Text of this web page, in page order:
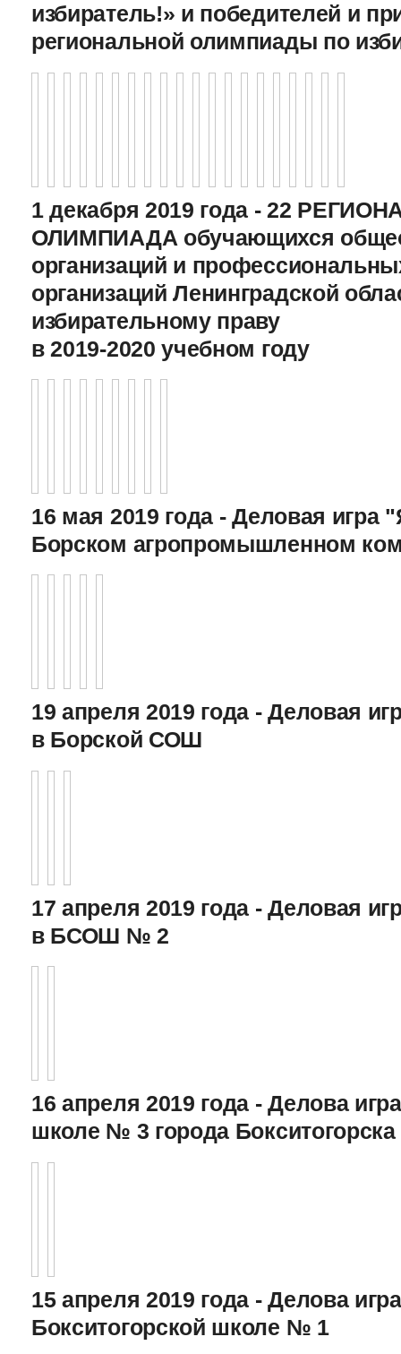
избиратель!» и победителей и
региональной олимпиады по
1 декабря 2019 года - 22
ОЛИМПИАДА обучающихся
организаций и
организаций Ленинградской
избирательному праву
в 2019-2020 учебном году
16 мая 2019 года - Деловая игра
Борском агропромышленном
19 апреля 2019 года - Деловая
в Борской СОШ
17 апреля 2019 года - Деловая
в БСОШ № 2
16 апреля 2019 года - Делова
школе № 3 города Бокситогорска
15 апреля 2019 года - Делова
Бокситогорской школе № 1